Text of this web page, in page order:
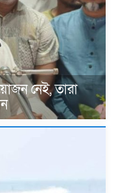
নেই, তারা